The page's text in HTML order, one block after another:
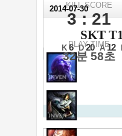
KILL SCORE
3 : 21
PLAY TIME
32분 58초
2014-07-30
4강 A조 5
SKT
K 6 D 20 A 12